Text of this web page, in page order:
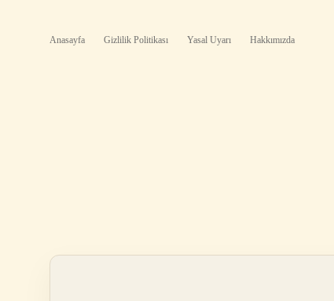
Anasayfa Gizlilik Politikası Yasal Uyarı Hakkımızda